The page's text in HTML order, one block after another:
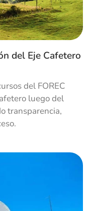
Juan Manuel
Consorcio FOSGA y
Firma contrato
Integral
del Eje Cafetero
del FOREC
luego del
transparencia,